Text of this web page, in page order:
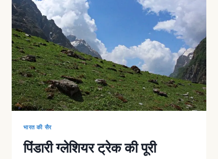
भारत की सैर
पिंडारी ग्लेशियर ट्रेक की पूरी